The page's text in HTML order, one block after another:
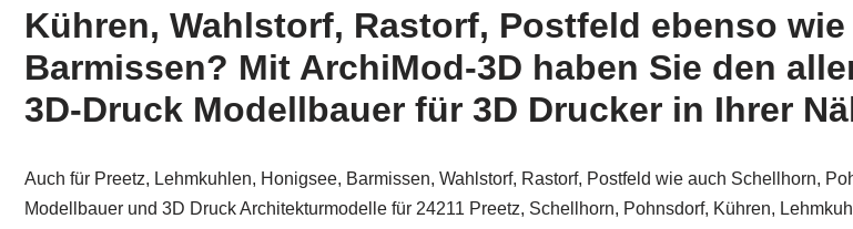
Kühren, Wahlstorf, Rastorf, Postfeld ebenso
Barmissen? Mit ArchiMod-3D haben Sie den
3D-Druck Modellbauer für 3D Drucker in Ihrer
Auch für Preetz, Lehmkuhlen, Honigsee, Barmissen, Wahlstorf, Rastorf, Postfeld wie auch Schellhorn,
Modellbauer und 3D Druck Architekturmodelle für 24211 Preetz, Schellhorn, Pohnsdorf, Kühren,